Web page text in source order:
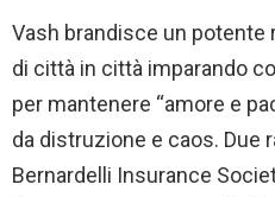
Vash brandisce un potente
di città in città imparando
per mantenere “amore e
da distruzione e caos. Due
Bernardelli Insurance